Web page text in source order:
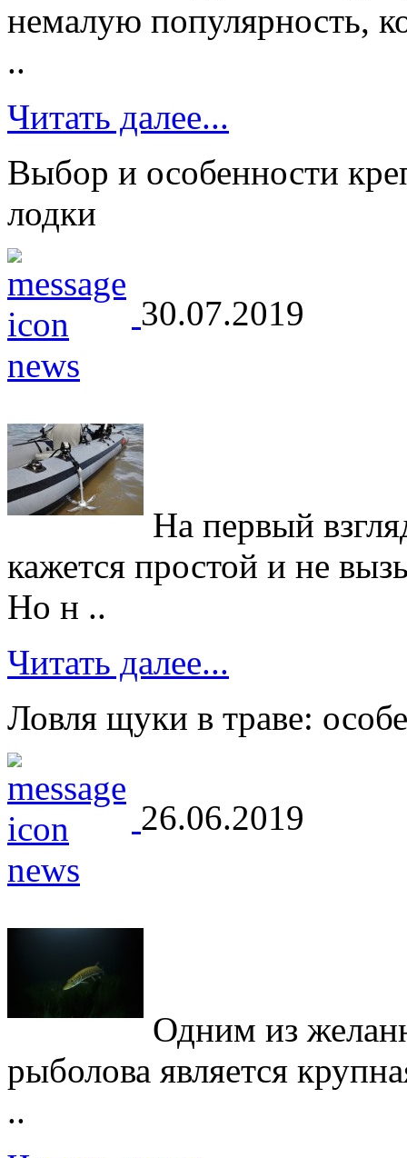
немалую популярность,
..
Читать далее...
Выбор и особенности
лодки
30.07.2019
На первый
кажется простой и не
Но н ..
Читать далее...
Ловля щуки в траве:
26.06.2019
Одним из
рыболова является
..